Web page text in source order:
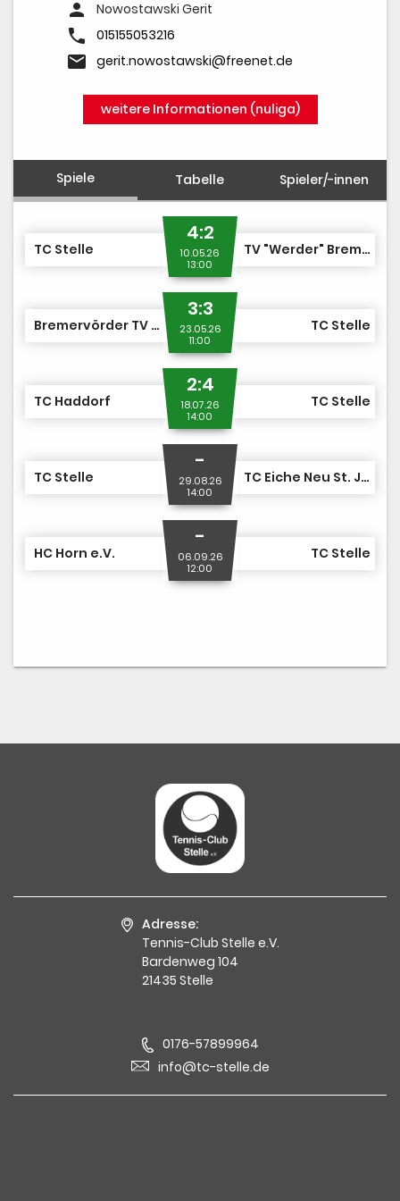
person Nowostawski Gerit
phone 015155053216
email gerit.nowostawski@freenet.de
weitere Informationen (nuliga)
Spiele Tabelle Spieler/-innen
TC Stelle
4:2
10.05.26
13:00
TV "Werder" Bremen e.V.
Bremervörder TV GW
3:3
23.05.26
11:00
TC Stelle
TC Haddorf
2:4
18.07.26
14:00
TC Stelle
TC Stelle
-
29.08.26
14:00
TC Eiche Neu St. Jürgen
HC Horn e.V.
-
06.09.26
12:00
TC Stelle
Adresse:
Tennis-Club Stelle e.V.
Bardenweg 104
21435 Stelle
0176-57899964
info@tc-stelle.de